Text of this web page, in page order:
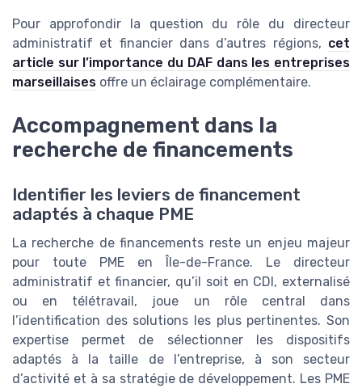
Pour approfondir la question du rôle du directeur
administratif et financier dans d’autres régions, cet
article sur l’importance du DAF dans les entreprises
marseillaises offre un éclairage complémentaire.
Accompagnement dans la
recherche de financements
Identifier les leviers de financement
adaptés à chaque PME
La recherche de financements reste un enjeu majeur
pour toute PME en Île-de-France. Le directeur
administratif et financier, qu’il soit en CDI, externalisé
ou en télétravail, joue un rôle central dans
l’identification des solutions les plus pertinentes. Son
expertise permet de sélectionner les dispositifs
adaptés à la taille de l’entreprise, à son secteur
d’activité et à sa stratégie de développement. Les PME